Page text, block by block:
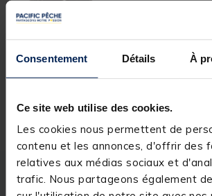
Consentement Détails À
Ce site web utilise des cookies.
Les cookies nous permettent de
contenu et les annonces, d'offrir des
relatives aux médias sociaux et
trafic. Nous partageons également
[object Object] out
12,99 €
Description